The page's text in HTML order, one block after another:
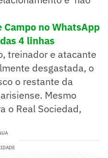
Campo no WhatsApp
4 linhas
treinador e atacante
desgastada, o
o restante da
Mesmo
o Real Sociedad,